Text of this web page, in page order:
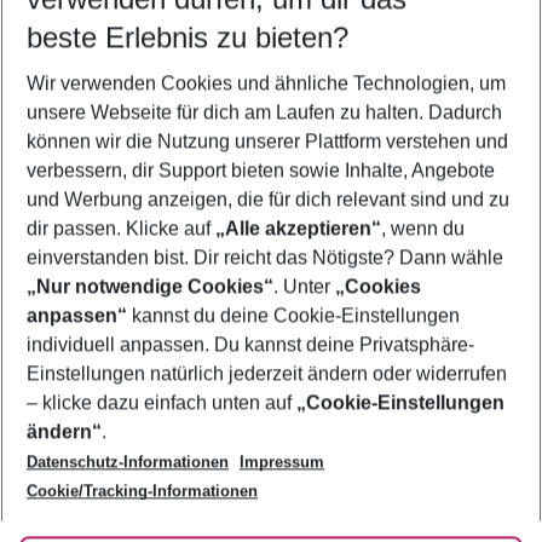
5-8 Nächte
2 Erwachsene Keine Kinder
Mehr Filter anzeigen
Footer
Footer navigation
Über uns
AGB
Bestpreisgarantie
Cookie-Einstellungen ändern
Cookie-Richtlinie
Agenturbetreuung
Barrierefreies Reisen
Folge uns
beste Erlebnis zu bieten?
Wir verwenden Cookies und ähnliche Technologien, um
unsere Webseite für dich am Laufen zu halten. Dadurch
können wir die Nutzung unserer Plattform verstehen und
verbessern, dir Support bieten sowie Inhalte, Angebote
und Werbung anzeigen, die für dich relevant sind und zu
dir passen. Klicke auf „Alle akzeptieren“, wenn du
einverstanden bist. Dir reicht das Nötigste? Dann wähle
„Nur notwendige Cookies“. Unter „Cookies
anpassen“ kannst du deine Cookie-Einstellungen
individuell anpassen. Du kannst deine Privatsphäre-
Einstellungen natürlich jederzeit ändern oder widerrufen
– klicke dazu einfach unten auf „Cookie-Einstellungen
ändern“.
Datenschutz-Informationen
Impressum
Cookie/Tracking-Informationen